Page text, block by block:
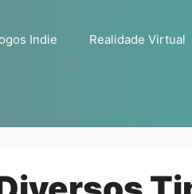
Indie Realidade Virtual